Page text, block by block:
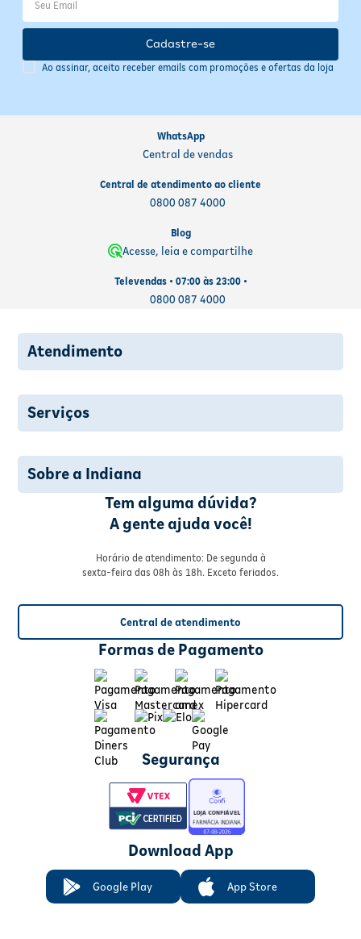
Ao assinar, aceito receber emails com promoções e ofertas da loja
Cadastre-se
WhatsApp
Central de vendas
Central de atendimento ao cliente
0800 087 4000
Blog
Acesse, leia e compartilhe
Televendas • 07:00 às 23:00 •
0800 087 4000
Atendimento
Serviços
Sobre a Indiana
Tem alguma dúvida?
A gente ajuda você!
Horário de atendimento: De segunda à
sexta-feira das 08h às 18h. Exceto feriados.
Central de atendimento
Formas de Pagamento
Segurança
Download App
Google Play App Store